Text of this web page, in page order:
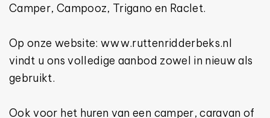
Camper, Campooz, Trigano en Raclet.
Op onze website: www.ruttenridderbeks.nl
vindt u ons volledige aanbod zowel in nieuw als
gebruikt.
Ook voor het huren van een camper, caravan of